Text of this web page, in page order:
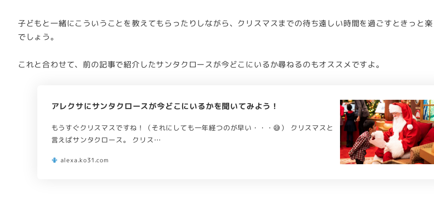
子どもと一緒にこういうことを教えてもらったりしながら、クリスマスまでの待ち遠しい時間を過ごすときっと
でしょう。
これと合わせて、前の記事で紹介したサンタクロースが今どこにいるか尋ねるのもオススメですよ。
アレクサにサンタクロースが今どこにいるかを聞いてみよう！
もうすぐクリスマスですね！（それにしても一年経つのが早い・・・😅） クリスマスと
言えばサンタクロース。 クリス…
alexa.ko31.com